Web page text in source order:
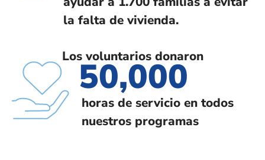
la falta de vivienda.
Los voluntarios donaron
50,000
horas de servicio en todos
nuestros programas